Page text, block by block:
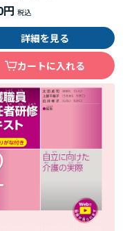
詳細を見る
カートに入れる